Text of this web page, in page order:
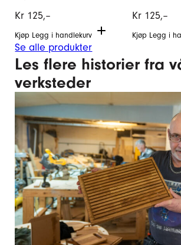
Kr 125,–
Kjøp Legg i handlekurv
Kr 125,–
Kjøp Legg i
Se alle produkter
Les flere historier fra
verksteder